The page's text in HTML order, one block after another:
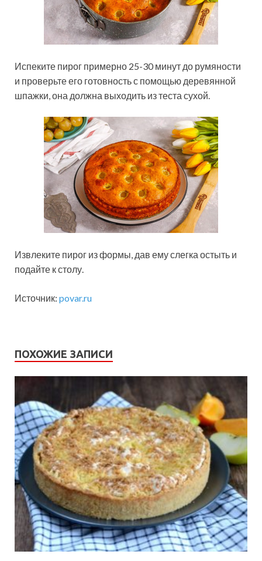
Испеките пирог примерно 25-30 минут до румяности
и проверьте его готовность с помощью деревянной
шпажки, она должна выходить из теста сухой.
Извлеките пирог из формы, дав ему слегка остыть и
подайте к столу.
Источник: povar.ru
ПОХОЖИЕ ЗАПИСИ